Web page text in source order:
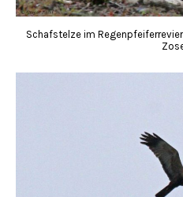
Schafstelze im